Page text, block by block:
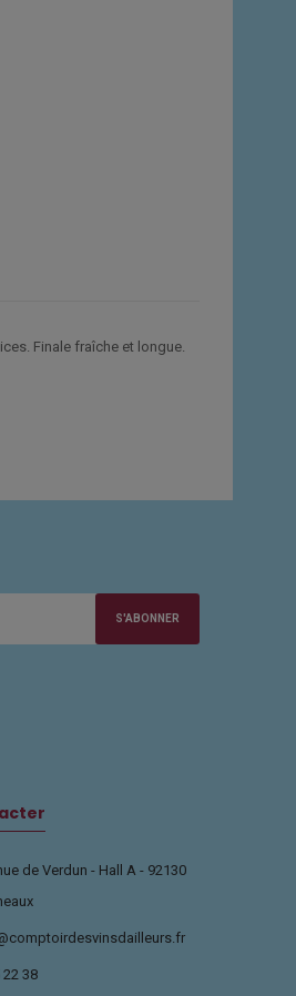
Finale fraîche et longue.
S'ABONNER
de Verdun - Hall A - 92130
22 38